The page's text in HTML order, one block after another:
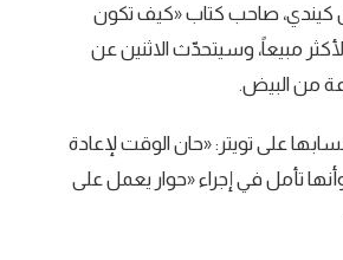
كيندي، صاحب كتاب «كيف تكون
مبيعاً، وسيتحدّث الاثنين عن
من البيض.
على تويتر: «حان الوقت لإعادة
وأنها تأمل في إجراء «حوار يعمل على